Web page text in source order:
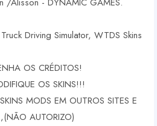
Driving Simulator, WTDS Skins
OS CRÉDITOS!
OS SKINS!!!
MODS EM OUTROS SITES E
AUTORIZO)